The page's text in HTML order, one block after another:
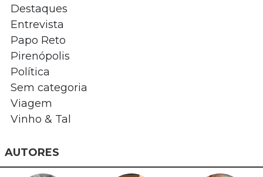
Destaques
Entrevista
Papo Reto
Pirenópolis
Política
Sem categoria
Viagem
Vinho & Tal
AUTORES